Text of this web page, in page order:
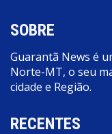
SOBRE
Guarantã News é
Norte-MT, o seu
cidade e Região.
RECENTES